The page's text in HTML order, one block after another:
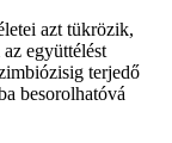
azt tükrözik,
együttélést
terjedő
besorolhatóvá